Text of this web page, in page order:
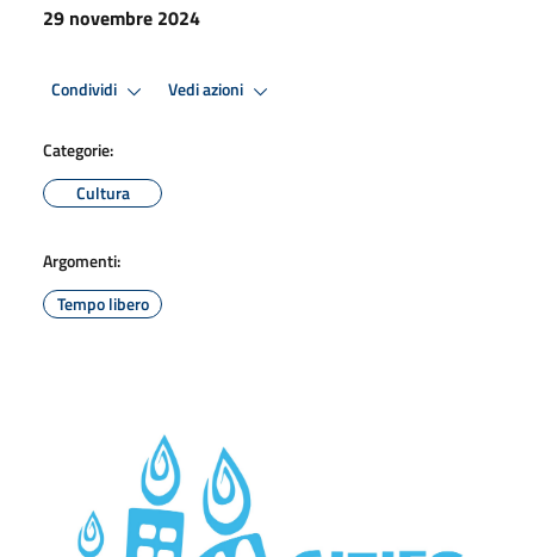
29 novembre 2024
Condividi Vedi azioni
Categorie:
Cultura
Argomenti:
Tempo libero